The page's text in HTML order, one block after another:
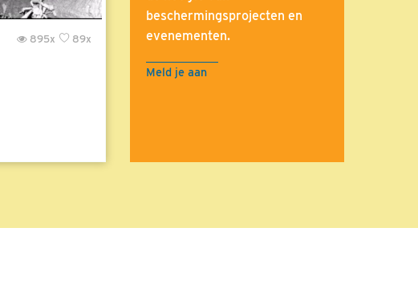
89x
895x
beschermingsprojecten en
evenementen.
Meld je aan